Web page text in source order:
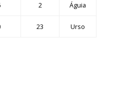
2 Águia
23 Urso